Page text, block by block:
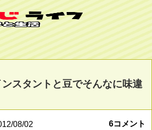
スタントと豆でそんなに味違
08/02 6コメント